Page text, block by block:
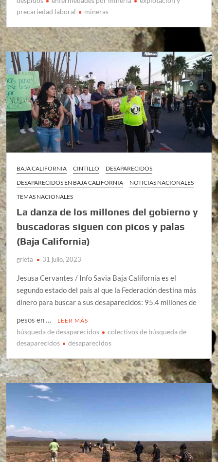
precariedad laboral
mineras
BAJA CALIFORNIA CINTILLO
DESAPARECIDOS
DESAPARECIDOS EN BAJA CALIFORNIA
NOTICIAS NACIONALES
TEMAS NACIONALES
La danza de los millones del gobierno y
buscadoras siguen con picos y palas
(Baja California)
grieta 31 julio, 2023
Jesusa Cervantes / Info Savia Baja California es el
segundo estado del país al que la Federación destina más
dinero para buscar a sus desaparecidos: 95.4 millones de
pesos en …
LEER MÁS
búsqueda de desaparecidos
colectivos de búsqueda de
desaparecidos
desaparecidos